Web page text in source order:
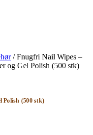
/Fnugfri Nail Wipes –
og Gel Polish (500 stk)
Polish (500 stk)